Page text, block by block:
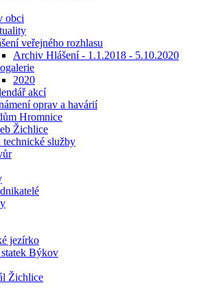
obci
veřejného rozhlasu
Archiv Hlášení - 1.1.2018 - 5.10.2020
2020
akcí
oprav a havárií
Hromnice
Žichlice
technické služby
jezírko
Býkov
Žichlice